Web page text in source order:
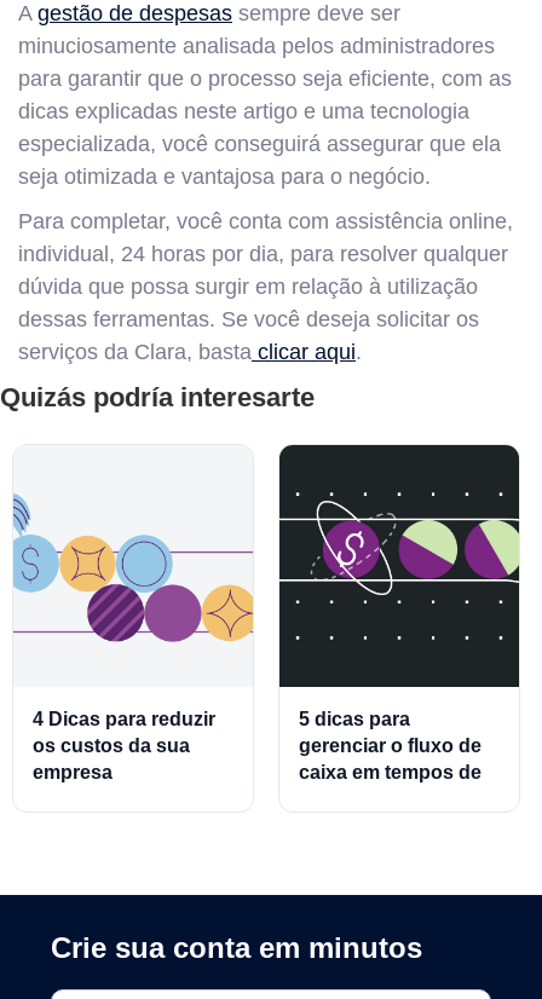
A gestão de despesas sempre deve ser
minuciosamente analisada pelos administradores
para garantir que o processo seja eficiente, com as
dicas explicadas neste artigo e uma tecnologia
especializada, você conseguirá assegurar que ela
seja otimizada e vantajosa para o negócio.
Para completar, você conta com assistência online,
individual, 24 horas por dia, para resolver qualquer
dúvida que possa surgir em relação à utilização
dessas ferramentas. Se você deseja solicitar os
serviços da Clara, basta clicar aqui.
Quizás podría interesarte
4 Dicas para reduzir
os custos da sua
empresa
5 dicas para
gerenciar o fluxo de
caixa em tempos de
Crie sua conta em minutos